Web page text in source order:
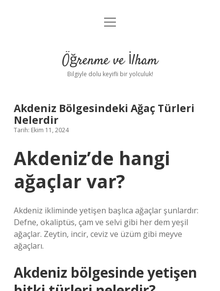
Anasayfa
Yasal Uyarı
menüyü
Öğrenme ve İlham
Bilgiyle dolu keyifli bir yolculuk!
Akdeniz Bölgesindeki Ağaç Türleri
Nelerdir
Tarih: Ekim 11, 2024
Akdeniz’de hangi
ağaçlar var?
Akdeniz ikliminde yetişen başlıca ağaçlar şunlardır:
Defne, okaliptüs, çam ve selvi gibi her dem yeşil
ağaçlar. Zeytin, incir, ceviz ve üzüm gibi meyve
ağaçları.
Akdeniz bölgesinde yetişen